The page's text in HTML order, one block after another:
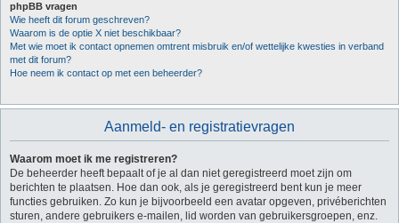
phpBB vragen
Wie heeft dit forum geschreven?
Waarom is de optie X niet beschikbaar?
Met wie moet ik contact opnemen omtrent misbruik en/of wettelijke kwesties in verband
met dit forum?
Hoe neem ik contact op met een beheerder?
Aanmeld- en registratievragen
Waarom moet ik me registreren?
De beheerder heeft bepaalt of je al dan niet geregistreerd moet zijn om
berichten te plaatsen. Hoe dan ook, als je geregistreerd bent kun je meer
functies gebruiken. Zo kun je bijvoorbeeld een avatar opgeven, privéberichten
sturen, andere gebruikers e-mailen, lid worden van gebruikersgroepen, enz.